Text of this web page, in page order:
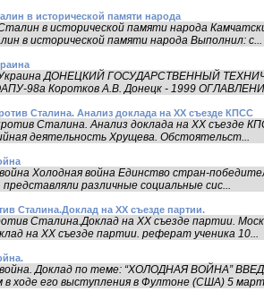
в исторической памяти народа
в исторической памяти народа
в исторической памяти народа Выполнил: с...
ДОНЕЦКИЙ ГОСУДАРСТВЕННЫЙ
98а Коротков А.В. Донецк - 1999
Сталина. Анализ доклада на ХХ съезде КПСС
Сталина. Анализ доклада на ХХ съезде
деятельность Хрущева. Обстоятельст...
Холодная война Единство стран-
различные социальные сис...
Сталина.Доклад на ХХ съезде партии.
Сталина.Доклад на ХХ съезде партии.
на ХХ съезде партии. реферат ученика 10...
Доклад по теме: “ХОЛОДНАЯ ВОЙНА”
в ходе его выступления в Фултоне (США) 5